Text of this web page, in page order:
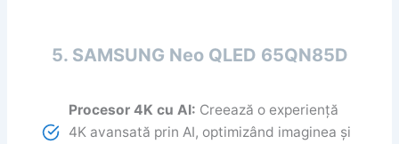
5. SAMSUNG Neo QLED 65QN85D
Procesor 4K cu AI: Creează o experiență
4K avansată prin AI, optimizând imaginea și